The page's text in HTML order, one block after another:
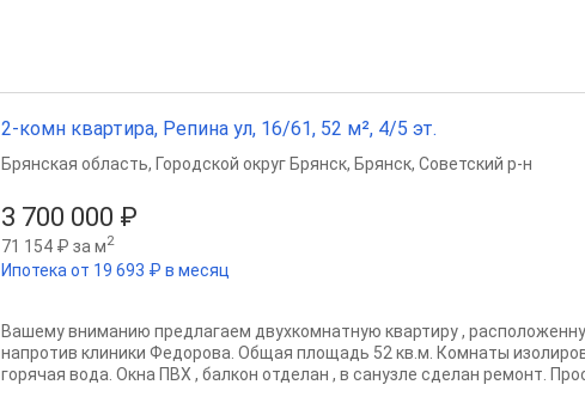
2-комн квартира, Репина ул, 16/61, 52 м², 4/5 эт.
3 700 000 ₽
71 154 ₽ за м2
Ипотека от 19 693 ₽ в месяц
Брянская область, Городской округ Брянск, Брянск, Советский р-н
Вашему вниманию предлагаем двухкомнатную квартиру ,
напротив клиники Федорова. Общая площадь 52 кв.м. Комнаты
горячая вода. Окна ПВХ , балкон отделан , в санузле сделан ремонт.